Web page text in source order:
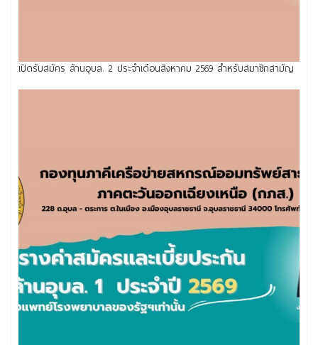
เปิดรับสมัคร ล้านอุบล. 2 ประจำเดือนสิงหาคม 2569 สำหรับสมาชิกสามัญ